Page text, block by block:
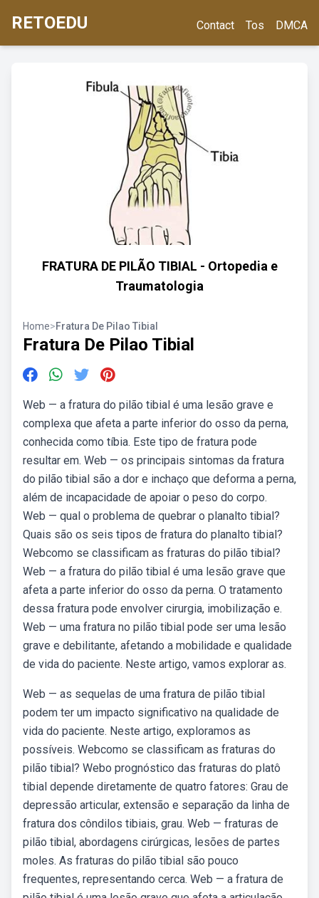
RETOEDU Contact Tos DMCA
FRATURA DE PILÃO TIBIAL - Ortopedia e
Traumatologia
Home>Fratura De Pilao Tibial
Fratura De Pilao Tibial
Web — a fratura do pilão tibial é uma lesão grave e
complexa que afeta a parte inferior do osso da perna,
conhecida como tíbia. Este tipo de fratura pode
resultar em. Web — os principais sintomas da fratura
do pilão tibial são a dor e inchaço que deforma a perna,
além de incapacidade de apoiar o peso do corpo.
Web — qual o problema de quebrar o planalto tibial?
Quais são os seis tipos de fratura do planalto tibial?
Webcomo se classificam as fraturas do pilão tibial?
Web — a fratura do pilão tibial é uma lesão grave que
afeta a parte inferior do osso da perna. O tratamento
dessa fratura pode envolver cirurgia, imobilização e.
Web — uma fratura no pilão tibial pode ser uma lesão
grave e debilitante, afetando a mobilidade e qualidade
de vida do paciente. Neste artigo, vamos explorar as.
Web — as sequelas de uma fratura de pilão tibial
podem ter um impacto significativo na qualidade de
vida do paciente. Neste artigo, exploramos as
possíveis. Webcomo se classificam as fraturas do
pilão tibial? Webo prognóstico das fraturas do platô
tibial depende diretamente de quatro fatores: Grau de
depressão articular, extensão e separação da linha de
fratura dos côndilos tibiais, grau. Web — fraturas de
pilão tibial, abordagens cirúrgicas, lesões de partes
moles. As fraturas do pilão tibial são pouco
frequentes, representando cerca. Web — a fratura de